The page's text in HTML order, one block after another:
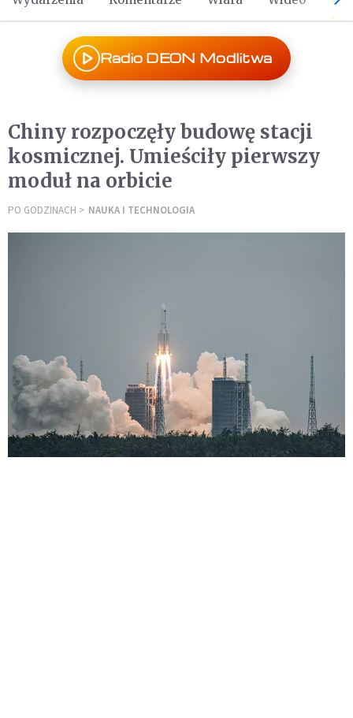
Radio DEON Modlitwa
Chiny rozpoczęły budowę stacji
kosmicznej. Umieściły pierwszy
moduł na orbicie
PO GODZINACH NAUKA I TECHNOLOGIA